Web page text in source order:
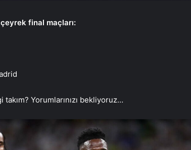
final maçları:
Yorumlarınızı bekliyoruz…